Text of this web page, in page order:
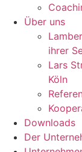
Über uns
ihrer
Lars
Köln
Downloads
Der